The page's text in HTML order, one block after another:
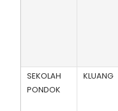
SEKOLAH
PONDOK
KLUANG